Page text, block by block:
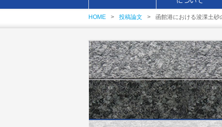
HOME 投稿論文 函館港における浚渫土砂